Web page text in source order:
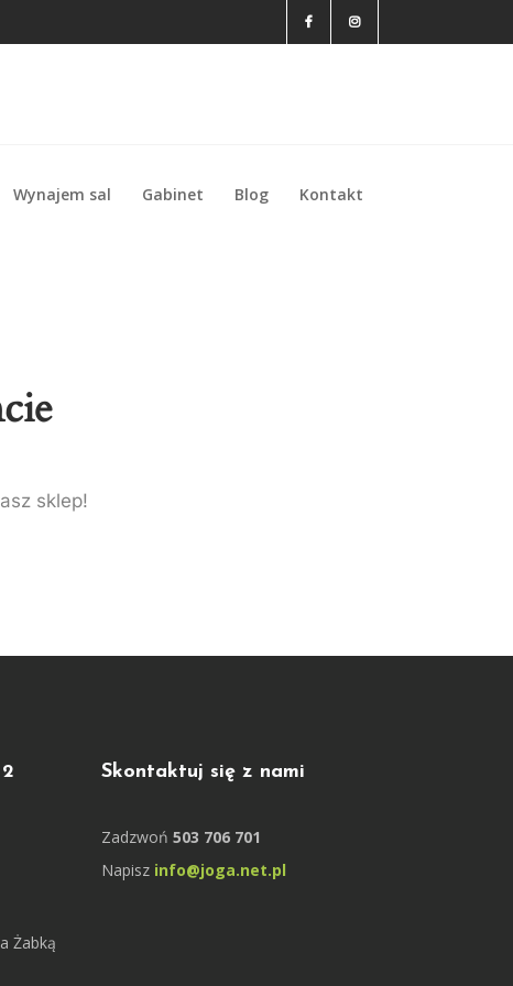
Wynajem sal Gabinet Blog Kontakt
Kontakt
sklep!
Żabką
Skontaktuj się z nami
Zadzwoń 503 706 701
Napisz info@joga.net.pl